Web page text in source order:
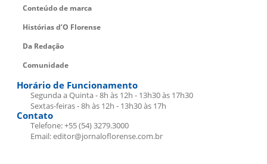
Conteúdo de marca
Histórias d’O Florense
Da Redação
Comunidade
Horário de Funcionamento
Segunda a Quinta - 8h às 12h - 13h30 às 17h30
Sextas-feiras - 8h às 12h - 13h30 às 17h
Contato
Telefone: +55 (54) 3279.3000
Email: editor@jornaloflorense.com.br